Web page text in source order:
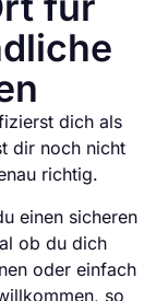
dich als
dir noch nicht
richtig.
einen sicheren
ob du dich
oder einfach
so